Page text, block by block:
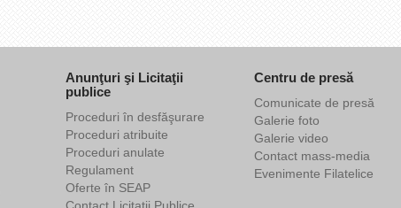
Anunţuri şi Licitaţii
publice
Proceduri în desfăşurare
Proceduri atribuite
Proceduri anulate
Regulament
Oferte în SEAP
Centru de presă
Comunicate de presă
Galerie foto
Galerie video
Contact mass-media
Evenimente Filatelice